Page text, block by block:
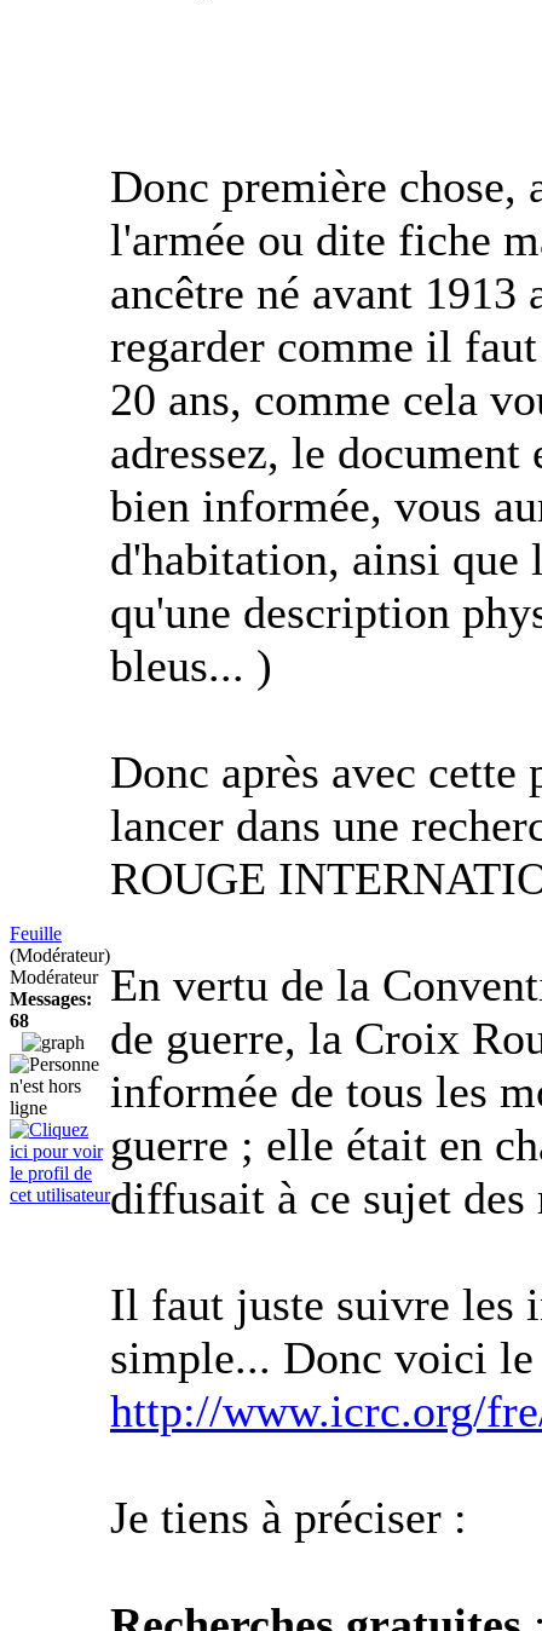
Feuille
(Modérateur)
Modérateur
Messages:
68
Donc première
l'armée ou dite fiche
ancêtre né avant
regarder comme il
20 ans, comme cela
adressez, le
bien informée, vous
d'habitation, ainsi que
qu'une description
bleus... )
Donc après avec
lancer dans une
ROUGE
En vertu de la
de guerre, la Croix
informée de tous les
guerre ; elle était en
diffusait à ce sujet des
Il faut juste suivre les
simple... Donc voici
http://www.icrc.org/
Je tiens à préciser :